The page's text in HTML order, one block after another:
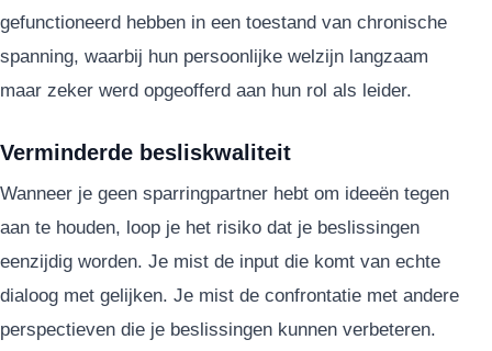
gefunctioneerd hebben in een toestand van chronische
spanning, waarbij hun persoonlijke welzijn langzaam
maar zeker werd opgeofferd aan hun rol als leider.
Verminderde besliskwaliteit
Wanneer je geen sparringpartner hebt om ideeën tegen
aan te houden, loop je het risiko dat je beslissingen
eenzijdig worden. Je mist de input die komt van echte
dialoog met gelijken. Je mist de confrontatie met andere
perspectieven die je beslissingen kunnen verbeteren.